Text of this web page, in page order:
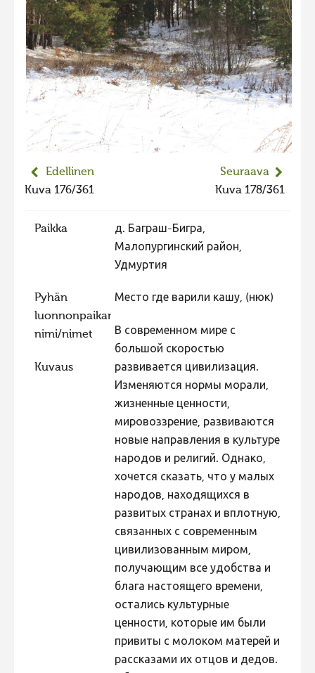
Liikkuvat kuvat 2022
Hiite kuvavõistlus 2021
Liikkuvat kuvat 2021
Hiite kuvavõistlus 2020
Liikkuvat kuvat 2020
Hiite kuvavõistlus 2019
Hiite kuvavõistlus 2015
Hiite kuvavõistlus 2014
Hiite kuvavõistlus 2012
Hiite kuvavõistlus 2011
Hiite kuvavõistlus 2010
Hiite kuvavõistlus 2008
Edellinen
Kuva 176/361
Seuraava
Kuva 178/361
Paikka
д. Баграш-Бигра,
Малопургинский район,
Удмуртия
Pyhän
luonnonpaikan
nimi/nimet
Место где варили кашу, (нюк)
Kuvaus
В современном мире с
большой скоростью
развивается цивилизация.
Изменяются нормы морали,
жизненные ценности,
мировоззрение, развиваются
новые направления в культуре
народов и религий. Однако,
хочется сказать, что у малых
народов, находящихся в
развитых странах и вплотную,
связанных с современным
цивилизованным миром,
получающим все удобства и
блага настоящего времени,
остались культурные
ценности, которые им были
привиты с молоком матерей и
рассказами их отцов и дедов.